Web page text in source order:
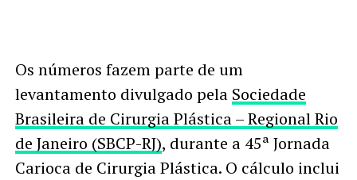
Os números fazem parte de um
levantamento divulgado pela Sociedade
Brasileira de Cirurgia Plástica – Regional Rio
de Janeiro (SBCP-RJ), durante a 45ª Jornada
Carioca de Cirurgia Plástica. O cálculo inclui